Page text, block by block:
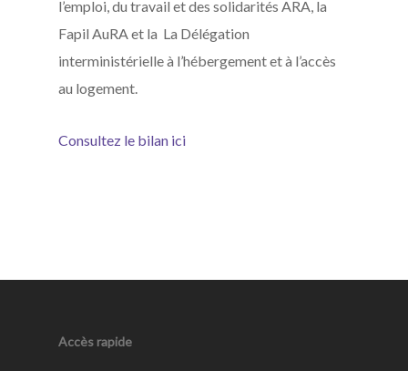
l’emploi, du travail et des solidarités ARA, la
Fapil AuRA et la La Délégation
interministérielle à l’hébergement et à l’accès
au logement.
Consultez le bilan ici
Accès rapide